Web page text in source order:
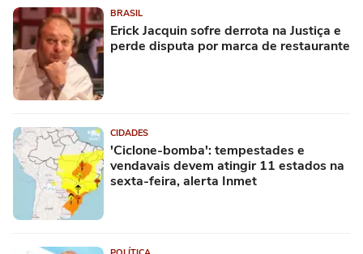
BRASIL
Erick Jacquin sofre derrota na Justiça e
perde disputa por marca de restaurante
CIDADES
'Ciclone-bomba': tempestades e
vendavais devem atingir 11 estados na
sexta-feira, alerta Inmet